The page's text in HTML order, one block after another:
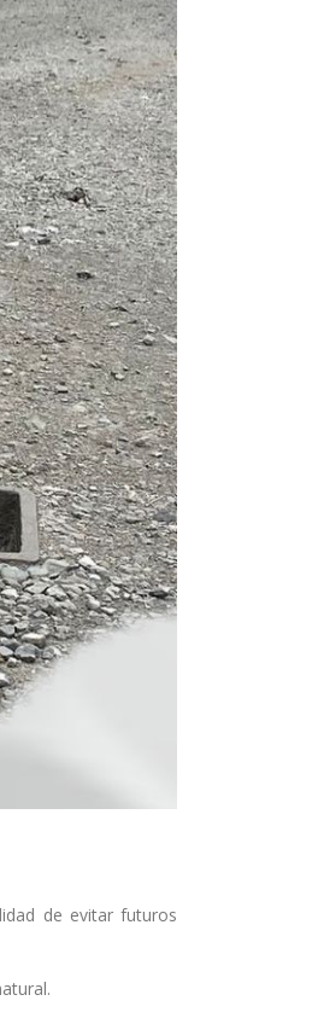
de evitar futuros